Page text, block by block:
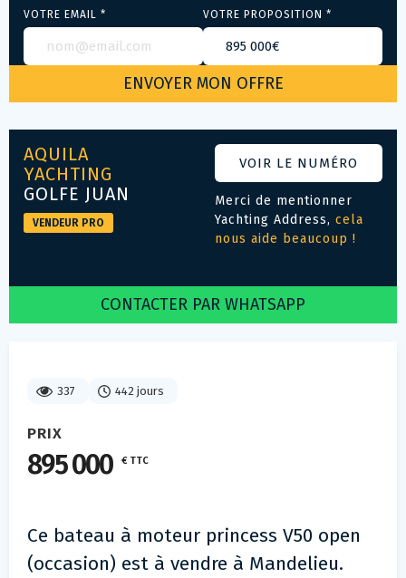
337 442 jours
PRIX
895 000 € TTC
Ce bateau à moteur princess V50 open
(occasion) est à vendre à Mandelieu.
VOTRE EMAIL * VOTRE PROPOSITION *
AQUILA
YACHTING
GOLFE JUAN
VENDEUR PRO
VOIR LE NUMÉRO
Merci de mentionner
Yachting Address, cela
nous aide beaucoup !
CONTACTER PAR WHATSAPP